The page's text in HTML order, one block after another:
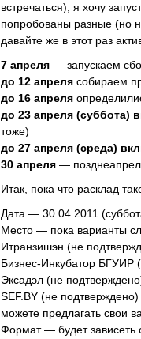
встречаться), я хочу
попробованы разные (но
давайте же в этот раз
7 апреля — запускаем
до 12 апреля собираем
до 16 апреля
до 23 апреля (суббота)
тоже)
до 27 апреля (среда)
30 апреля —
Итак, пока что расклад
Дата — 30.04.2011
Место — пока варианты
Итранзишэн (не
Бизнес-Инкубатор БГУИР
Эксадэл (не
SEF.BY (не подтверждено)
можете предлагать свои
Формат— будет зависеть